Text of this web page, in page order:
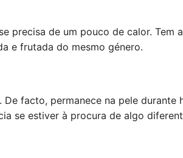
precisa de um pouco de calor. Tem
e frutada do mesmo género.
facto, permanece na pele durante
se estiver à procura de algo